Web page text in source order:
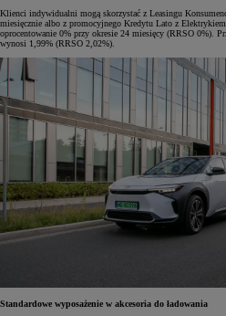
Klienci indywidualni mogą skorzystać z Leasingu
miesięcznie albo z promocyjnego Kredytu Lato z
oprocentowanie 0% przy okresie 24 miesięcy (RRSO 0%).
wynosi 1,99% (RRSO 2,02%).
Standardowe wyposażenie w akcesoria do ładowania